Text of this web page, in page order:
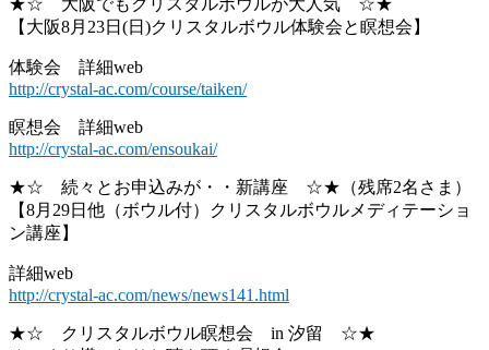
【大阪8月23日(日)クリスタルボウル体験会と瞑想会】
体験会 詳細web
http://crystal-ac.com/course/taiken/
瞑想会 詳細web
http://crystal-ac.com/ensoukai/
★☆ 続々とお申込みが・・新講座 ☆★（残席2名さま）
【8月29日他（ボウル付）クリスタルボウルメディテーショ
ン講座】
詳細web
http://crystal-ac.com/news/news141.html
★☆ クリスタルボウル瞑想会 in 汐留 ☆★